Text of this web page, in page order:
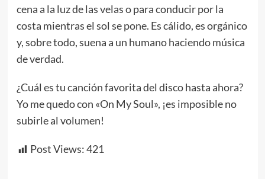
cena a la luz de las velas o para conducir por la
costa mientras el sol se pone. Es cálido, es orgánico
y, sobre todo, suena a un humano haciendo música
de verdad.
¿Cuál es tu canción favorita del disco hasta ahora?
Yo me quedo con «On My Soul», ¡es imposible no
subirle al volumen!
Post Views:421